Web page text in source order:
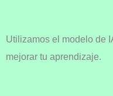
Utilizamos el modelo de
mejorar tu aprendizaje.